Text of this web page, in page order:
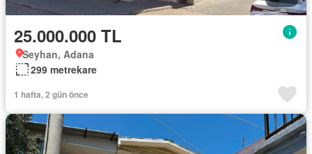
25.000.000 TL
Seyhan, Adana
299 metrekare
1 hafta, 2 gün önce